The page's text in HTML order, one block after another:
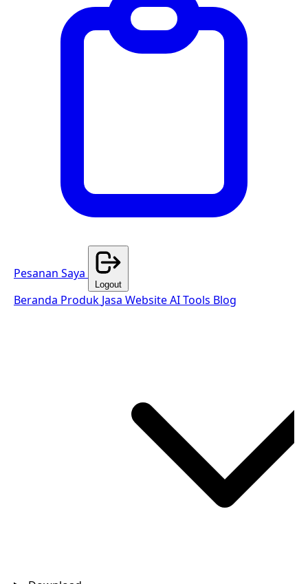
Pesanan Saya
Logout
Beranda Produk Jasa WebsiteAI Tools Blog